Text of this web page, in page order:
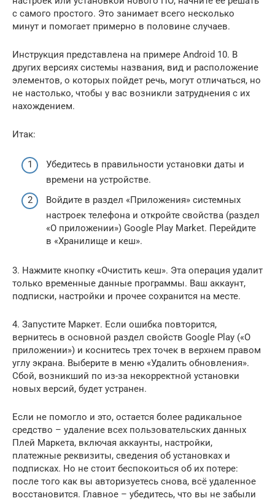
с самого простого. Это занимает всего несколько
минут и помогает примерно в половине случаев.
Инструкция представлена на примере Android 10. В
других версиях системы названия, вид и расположение
элементов, о которых пойдет речь, могут отличаться, но
не настолько, чтобы у вас возникли затруднения с их
нахождением.
Итак:
Убедитесь в правильности установки даты и
времени на устройстве.
Войдите в раздел «Приложения» системных
настроек телефона и откройте свойства (раздел
«О приложении») Google Play Market. Перейдите
в «Хранилище и кеш».
3. Нажмите кнопку «Очистить кеш». Эта операция удалит
только временные данные программы. Ваш аккаунт,
подписки, настройки и прочее сохранится на месте.
4. Запустите Маркет. Если ошибка повторится,
вернитесь в основной раздел свойств Google Play («О
приложении») и коснитесь трех точек в верхнем правом
углу экрана. Выберите в меню «Удалить обновления».
Сбой, возникший по из-за некорректной установки
новых версий, будет устранен.
Если не помогло и это, остается более радикальное
средство – удаление всех пользовательских данных
Плей Маркета, включая аккаунты, настройки,
платежные реквизиты, сведения об установках и
подписках. Но не стоит беспокоиться об их потере:
после того как вы авторизуетесь снова, всё удаленное
восстановится. Главное – убедитесь, что вы не забыли